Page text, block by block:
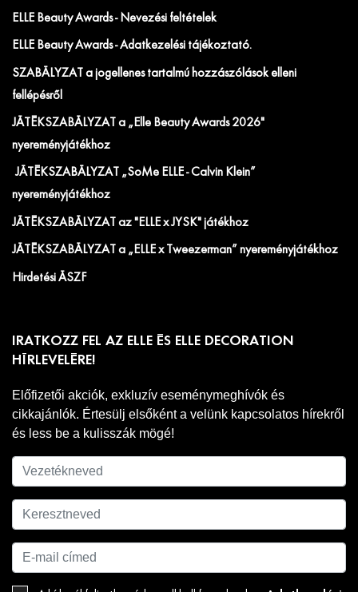
ELLE Beauty Awards - Nevezési feltételek
ELLE Beauty Awards - Adatkezelési tájékoztató.
SZABÁLYZAT a jogellenes tartalmú hozzászólások elleni
fellépésről
JÁTÉKSZABÁLYZAT a „Elle Beauty Awards 2026"
nyereményjátékhoz
JÁTÉKSZABÁLYZAT „SoMe ELLE - Calvin Klein”
nyereményjátékhoz
JÁTÉKSZABÁLYZAT az "ELLE x JYSK" játékhoz
JÁTÉKSZABÁLYZAT a „ELLE x Tweezerman” nyereményjátékhoz
Hirdetési ÁSZF
IRATKOZZ FEL AZ ELLE ÉS ELLE DECORATION
HÍRLEVELÉRE!
Előfizetői akciók, exkluzív eseménymeghívók és
cikkajánlók. Értesülj elsőként a velünk kapcsolatos hírekről
és less be a kulisszák mögé!